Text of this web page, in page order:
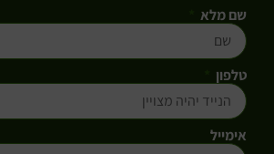
שם מלא
טלפון
אימייל